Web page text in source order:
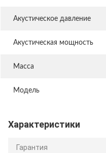
Акустическое давление
Акустическая мощность
Масса
Модель
Характеристики
Гарантия